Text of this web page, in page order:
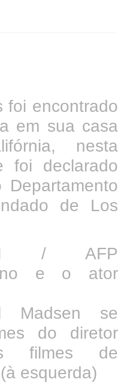
foi encontrado
em sua casa
nesta
foi declarado
de Los
/ AFP
Madsen se
do diretor
filmes de
esquerda)